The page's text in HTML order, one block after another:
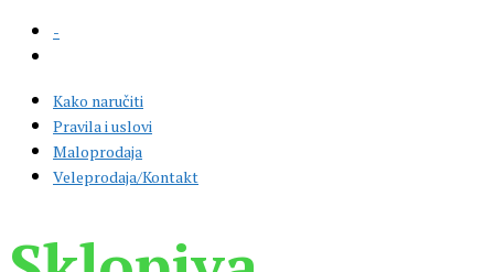
-
Kako naručiti
Pravila i uslovi
Maloprodaja
Veleprodaja/Kontakt